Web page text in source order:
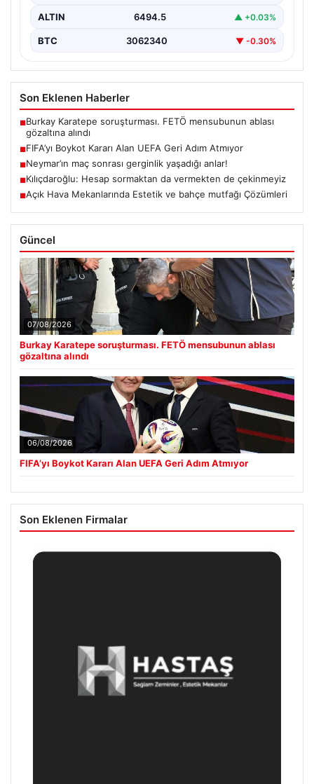
ALTIN 6494.5 ▲ +0.03%
BTC 3062340 ▼ -0.30%
Son Eklenen Haberler
■Burkay Karatepe soruşturması. FETÖ mensubunun ablası
gözaltına alındı
■FIFA’yı Boykot Kararı Alan UEFA Geri Adım Atmıyor
■Neymar’ın maç sonrası gerginlik yaşadığı anlar!
■Kılıçdaroğlu: Hesap sormaktan da vermekten de çekinmeyiz
■Açık Hava Mekanlarında Estetik ve bahçe mutfağı Çözümleri
Güncel
07/08/2026
Burkay Karatepe soruşturması. FETÖ mensubunun ablası
gözaltına alındı
06/08/2026
FIFA’yı Boykot Kararı Alan UEFA Geri Adım Atmıyor
Son Eklenen Firmalar